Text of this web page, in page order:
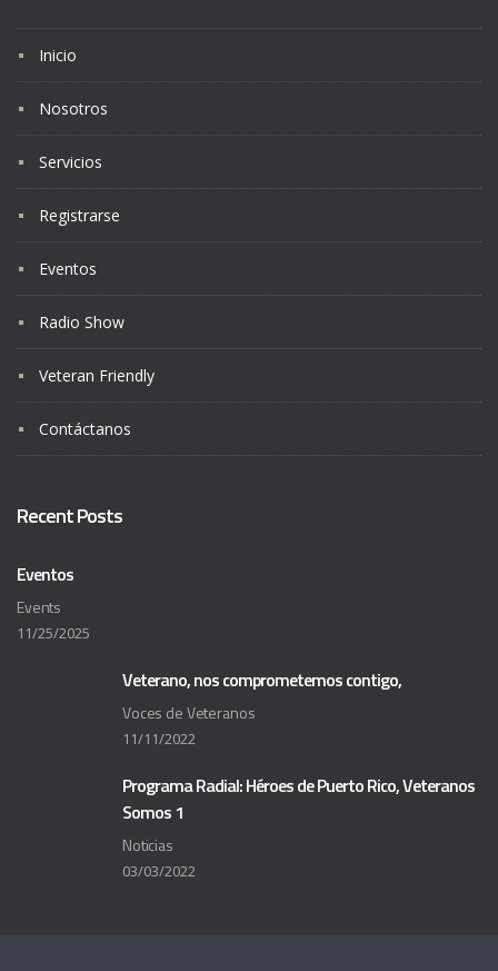
Inicio
Nosotros
Servicios
Registrarse
Eventos
Radio Show
Veteran Friendly
Contáctanos
Recent Posts
Eventos
Events
11/25/2025
Veterano, nos comprometemos contigo,
Voces de Veteranos
11/11/2022
Programa Radial: Héroes de Puerto Rico, Veteranos
Somos 1
Noticias
03/03/2022